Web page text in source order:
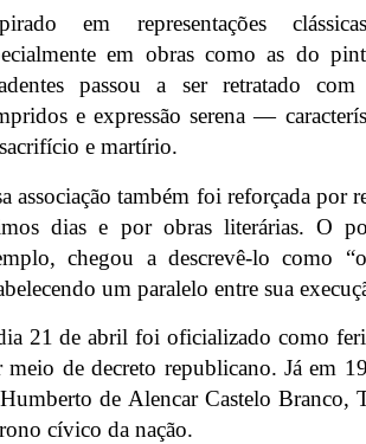
em representações
em obras como as do
passou a ser retratado
e expressão serena —
e martírio.
associação também foi reforçada por
dias e por obras literárias. O
chegou a descrevê-lo como
um paralelo entre sua
21 de abril foi oficializado como
meio de decreto republicano. Já em
de Alencar Castelo Branco,
cívico da nação.